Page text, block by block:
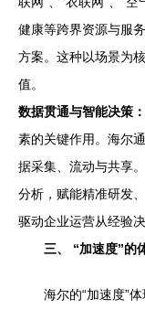
健康等跨界资源与服
方案。这种以场景为
值。
数据贯通与智能决策：
素的关键作用。海尔
据采集、流动与共享
分析，赋能精准研发
驱动企业运营从经验
三、 “加速度”的
海尔的“加速度”